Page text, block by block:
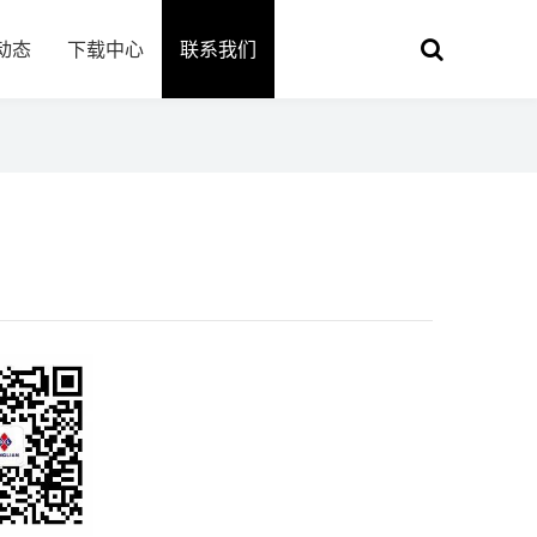
态 下载中心 联系我们